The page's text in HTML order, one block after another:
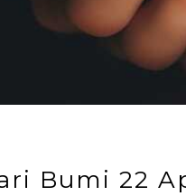
Bumi 22